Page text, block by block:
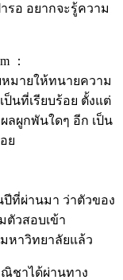
รอ อยากจะรู้ความ
：
มายให้ทนายความ
นที่เรียบร้อย ตั้งแต่
ลผูกพันใดๆ อีก เป็น
ย
ปีที่ผ่านมา ว่าตัวของ
ตัวสอบเข้า
หาวิทยาลัยแล้ว
ชาได้ผ่านทาง